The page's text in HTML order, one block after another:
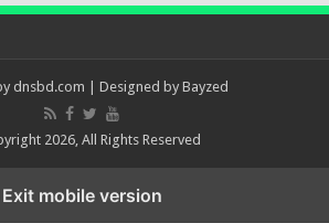
dnsbd.com | Designed byBayzed
2026, All Rights Reserved
Exit mobile version